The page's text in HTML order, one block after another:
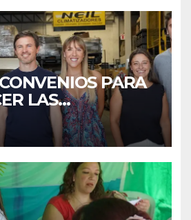
PARA
LAS
EN MERLO